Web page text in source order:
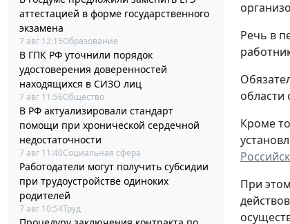
аттестацией в форме государственного
экзамена
7 авг 12:15Образование
В ГПК РФ уточнили порядок
удостоверения доверенностей
находящихся в СИЗО лиц
7 авг 11:56Общество
В РФ актуализировали стандарт
помощи при хронической сердечной
недостаточности
7 авг 11:40Социальная сфера
Работодатели могут получить субсидии
при трудоустройстве одиноких
родителей
7 авг 10:54Труд
Речь в
Кроме
При